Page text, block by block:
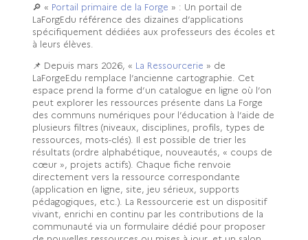
🔎 « Portail primaire de la Forge » : Un portail de
LaForgEdu référence des dizaines d’applications
spécifiquement dédiées aux professeurs des écoles et
à leurs élèves.
📌 Depuis mars 2026, « La Ressourcerie » de
LaForgeEdu remplace l’ancienne cartographie. Cet
espace prend la forme d’un catalogue en ligne où l’on
peut explorer les ressources présente dans La Forge
des communs numériques pour l’éducation à l’aide de
plusieurs filtres (niveaux, disciplines, profils, types de
ressources, mots-clés). Il est possible de trier les
résultats (ordre alphabétique, nouveautés, « coups de
cœur », projets actifs). Chaque fiche renvoie
directement vers la ressource correspondante
(application en ligne, site, jeu sérieux, supports
pédagogiques, etc.). La Ressourcerie est un dispositif
vivant, enrichi en continu par les contributions de la
communauté via un formulaire dédié pour proposer